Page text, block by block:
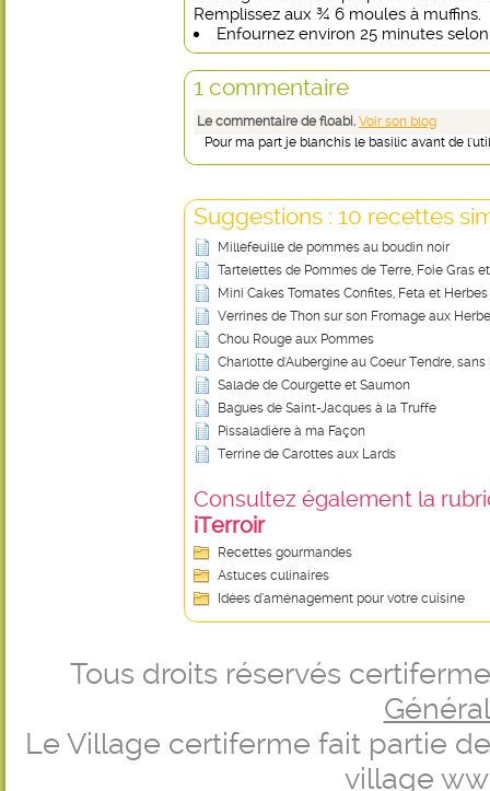
Remplissez aux ¾ 6 moules à muffins.
Enfournez environ 25 minutes
1 commentaire
Le commentaire de floabi. Voir son blog
Pour ma part je blanchis le basilic avant de
Suggestions : 10 recettes
Millefeuille de pommes au boudin noir
Tartelettes de Pommes de Terre, Foie Gras
Mini Cakes Tomates Confites, Feta et
Verrines de Thon sur son Fromage aux
Chou Rouge aux Pommes
Charlotte d'Aubergine au Coeur Tendre, sans
Salade de Courgette et Saumon
Bagues de Saint-Jacques à la Truffe
Pissaladière à ma Façon
Terrine de Carottes aux Lards
Consultez également la
iTerroir
Recettes gourmandes
Astuces culinaires
Idées d’aménagement pour votre cuisine
Tous droits réservés
Le Village certiferme fait partie
village